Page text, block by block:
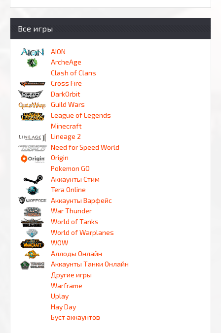
Все игры
AION
ArcheAge
Clash of Clans
Cross Fire
DarkOrbit
Guild Wars
League of Legends
Minecraft
Lineage 2
Need for Speed World
Origin
Pokemon GO
Аккаунты Стим
Tera Online
Аккаунты Варфейс
War Thunder
World of Tanks
World of Warplanes
WOW
Аллоды Онлайн
Аккаунты Танки Онлайн
Другие игры
Warframe
Uplay
Hay Day
Буст аккаунтов